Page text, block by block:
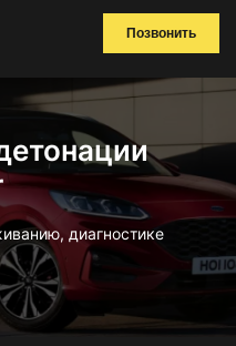
Позвонить
диагностике